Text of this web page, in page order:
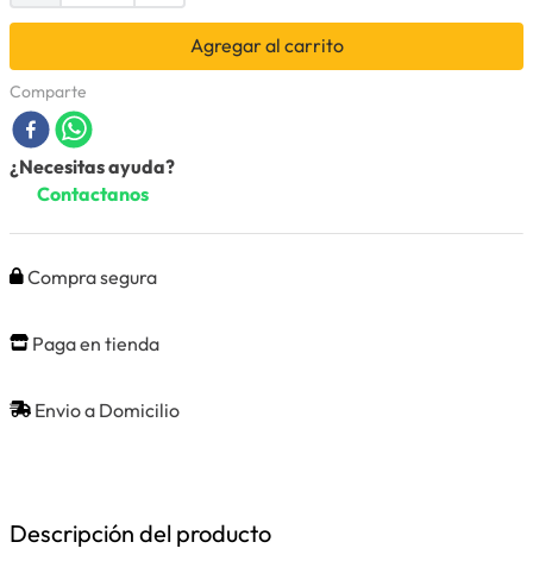
Agregar al carrito
Comparte
¿Necesitas ayuda?
Contactanos
Compra segura
Paga en tienda
Envio a Domicilio
Descripción del producto